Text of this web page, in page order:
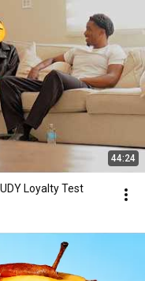
44:24
Loyalty Test